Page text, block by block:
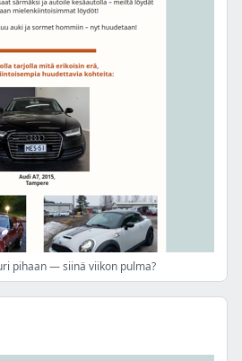
pihaan — siinä viikon pulma?